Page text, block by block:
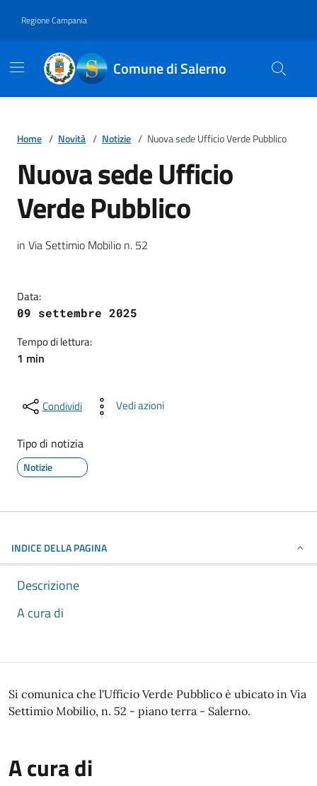
Regione Campania
Comune di Salerno
Home / Novità / Notizie / Nuova sede Ufficio Verde Pubblico
Nuova sede Ufficio
Verde Pubblico
Dettagli della notizia
in Via Settimio Mobilio n. 52
Data:
09 settembre 2025
Tempo di lettura:
1 min
Condividi Vedi azioni
Tipo di notizia
Notizie
INDICE DELLA PAGINA
Descrizione
A cura di
Descrizione
Si comunica che l'Ufficio Verde Pubblico è ubicato in Via
Settimio Mobilio, n. 52 - piano terra - Salerno.
A cura di